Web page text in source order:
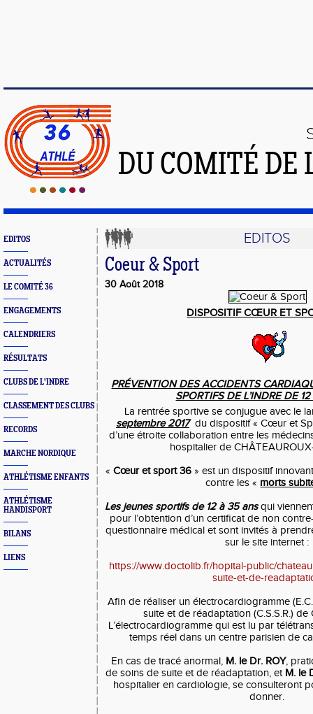
DU COMITÉ
EDITOS
ACTUALITÉS
LE COMITÉ 36
ENGAGEMENTS
CALENDRIERS
RÉSULTATS
CLUBS DE L'INDRE
CLASSEMENT DES CLUBS
RECORDS
MARCHE NORDIQUE
ATHLÉTISME ENFANTS
ATHLÉTISME
HANDISPORT
BILANS
LIENS
EDITOS
Coeur & Sport
30 Août 2018
DISPOSITIF CŒUR ET
PRÉVENTION DES ACCIDENTS
SPORTIFS DE L’INDRE DE
La rentrée sportive se conjugue avec le
septembre 2017 du dispositif « Cœur et
d’une étroite collaboration entre les
hospitalier de
« Cœur et sport 36 » est un dispositif
contre les « morts
Les jeunes sportifs de 12 à 35 ansqui
pour l’obtention d’un certificat de non
questionnaire médical et sont invités à
sur le site internet :
https://www.doctolib.fr/hopital-public/
suite-et-de-
Afin de réaliser un électrocardiogramme
suite et de réadaptation (C.S.S.R.) de
L’électrocardiogramme qui est lu par
temps réel dans un centre parisien de
En cas de tracé anormal, M. le Dr. ROY,
de soins de suite et de réadaptation, et M. le
hospitalier en cardiologie, se consulteront
donner.